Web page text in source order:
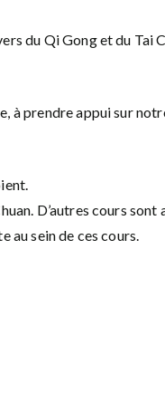
du Qi Gong et du Tai
à prendre appui sur
D’autres cours sont
au sein de ces cours.